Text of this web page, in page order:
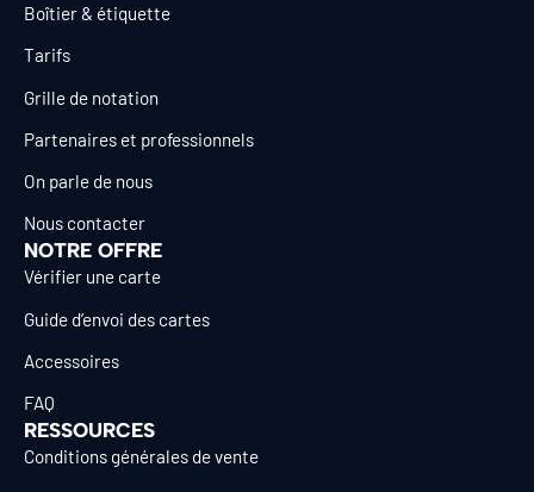
Boîtier & étiquette
Tarifs
Grille de notation
Partenaires et professionnels
On parle de nous
Nous contacter
NOTRE OFFRE
Vérifier une carte
Guide d’envoi des cartes
Accessoires
FAQ
RESSOURCES
Conditions générales de vente